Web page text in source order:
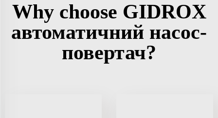
Why choose GIDROX
автоматичний насос-
повертач?